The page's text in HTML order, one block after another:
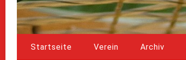
Startseite Verein Archiv